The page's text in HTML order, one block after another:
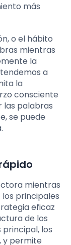
más
o el hábito
mientras
la
a
la
consciente
palabras
se puede
mientras
principales
eficaz
de los
los
y permite